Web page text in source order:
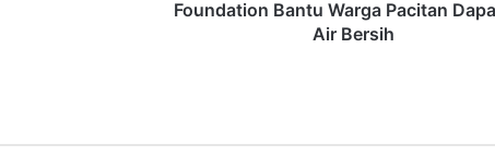
a
Foundation Bantu Warga Pacitan
Air Bersih